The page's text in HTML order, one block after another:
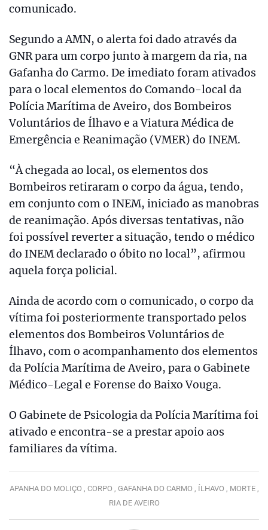
comunicado.
Segundo a AMN, o alerta foi dado através da
GNR para um corpo junto à margem da ria, na
Gafanha do Carmo. De imediato foram ativados
para o local elementos do Comando-local da
Polícia Marítima de Aveiro, dos Bombeiros
Voluntários de Ílhavo e a Viatura Médica de
Emergência e Reanimação (VMER) do INEM.
“À chegada ao local, os elementos dos
Bombeiros retiraram o corpo da água, tendo,
em conjunto com o INEM, iniciado as manobras
de reanimação. Após diversas tentativas, não
foi possível reverter a situação, tendo o médico
do INEM declarado o óbito no local”, afirmou
aquela força policial.
Ainda de acordo com o comunicado, o corpo da
vítima foi posteriormente transportado pelos
elementos dos Bombeiros Voluntários de
Ílhavo, com o acompanhamento dos elementos
da Polícia Marítima de Aveiro, para o Gabinete
Médico-Legal e Forense do Baixo Vouga.
O Gabinete de Psicologia da Polícia Marítima foi
ativado e encontra-se a prestar apoio aos
familiares da vítima.
APANHA DO MOLIÇO , CORPO , GAFANHA DO CARMO , ÍLHAVO , MORTE ,
RIA DE AVEIRO